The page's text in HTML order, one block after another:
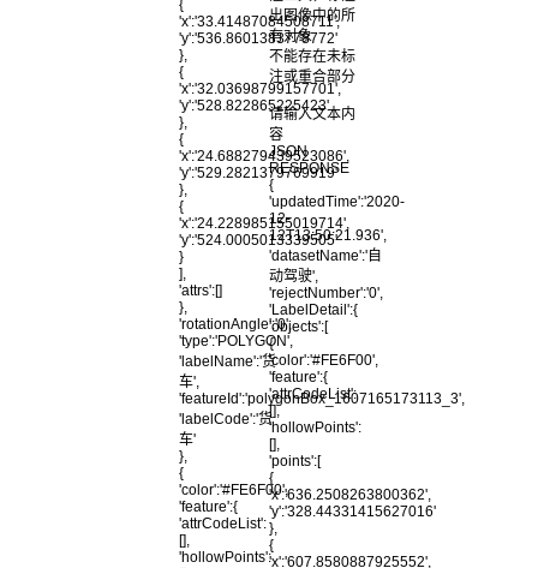
{
'x':'33.41487084508711',
'y':'536.8601383778772'
},
{
'x':'32.03698799157701',
'y':'528.822865225423'
},
{
'x':'24.688279439523086',
'y':'529.2821379769919'
},
{
'x':'24.228985155019714',
'y':'524.0005013339505'
}
],
'attrs':[]
},
'rotationAngle':'0',
'type':'POLYGON',
'labelName':'货
车',
'featureId':'polygonBox_1607165173113_3',
'labelCode':'货
车'
},
{
'color':'#FE6F00',
'feature':{
'attrCodeList':
[],
'hollowPoints':
出图像中的所
有对象
不能存在未标
注或重合部分
请输入文本内
容
JSON
RESPONSE
{
'updatedTime':'2020-
12-
12T13:50:21.936',
'datasetName':'自
动驾驶',
'rejectNumber':'0',
'LabelDetail':{
'objects':[
{
'color':'#FE6F00',
'feature':{
'attrCodeList':
[],
'hollowPoints':
[],
'points':[
{
'x':'636.2508263800362',
'y':'328.44331415627016'
},
{
'x':'607.8580887925552',